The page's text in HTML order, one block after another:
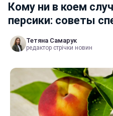
Кому ни в коем
персики: советы
Тетяна Самарук
редактор стрічки новин